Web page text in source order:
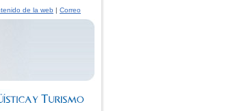
de la web | Correo